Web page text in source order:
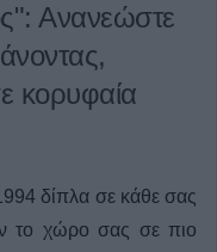
Ανανεώστε
κορυφαία
δίπλα σε κάθε σας
το χώρο σας σε πιο